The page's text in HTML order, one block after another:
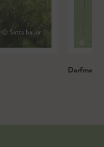
© Sattelbauer